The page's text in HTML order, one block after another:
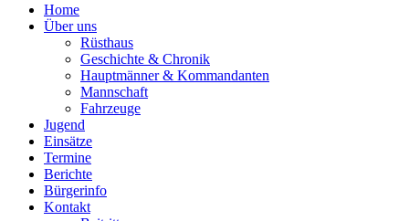
Home
Über uns
Rüsthaus
Geschichte & Chronik
Hauptmänner & Kommandanten
Mannschaft
Fahrzeuge
Jugend
Einsätze
Termine
Berichte
Bürgerinfo
Kontakt